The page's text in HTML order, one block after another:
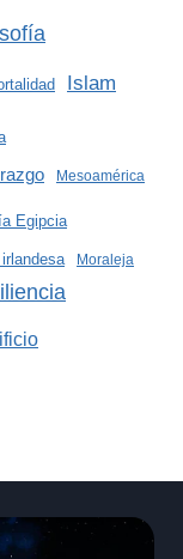
Islam
Mesoamérica
Egipcia
Moraleja